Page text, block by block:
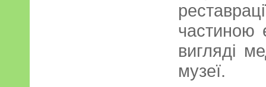
частиною
вигляді
музеї.